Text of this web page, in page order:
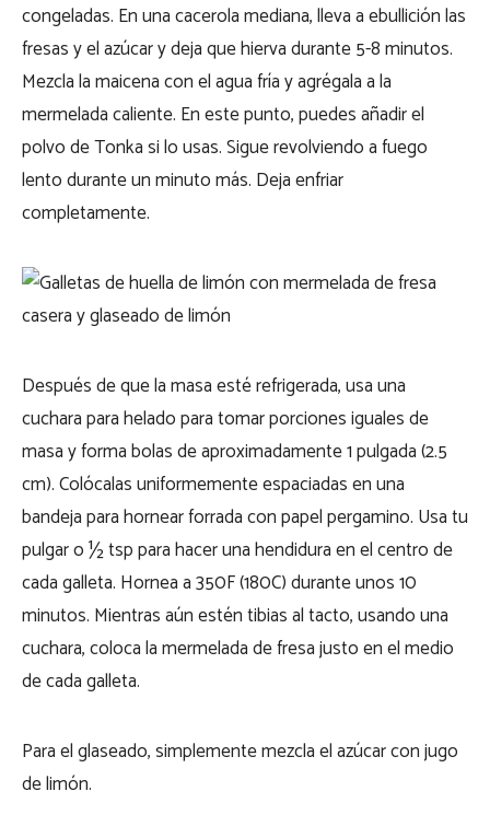
congeladas. En una cacerola mediana, lleva a ebullición las
fresas y el azúcar y deja que hierva durante 5-8 minutos.
Mezcla la maicena con el agua fría y agrégala a la
mermelada caliente. En este punto, puedes añadir el
polvo de Tonka si lo usas. Sigue revolviendo a fuego
lento durante un minuto más. Deja enfriar
completamente.
Después de que la masa esté refrigerada, usa una
cuchara para helado para tomar porciones iguales de
masa y forma bolas de aproximadamente 1 pulgada (2.5
cm). Colócalas uniformemente espaciadas en una
bandeja para hornear forrada con papel pergamino. Usa tu
pulgar o ½ tsp para hacer una hendidura en el centro de
cada galleta. Hornea a 350F (180C) durante unos 10
minutos. Mientras aún estén tibias al tacto, usando una
cuchara, coloca la mermelada de fresa justo en el medio
de cada galleta.
Para el glaseado, simplemente mezcla el azúcar con jugo
de limón.